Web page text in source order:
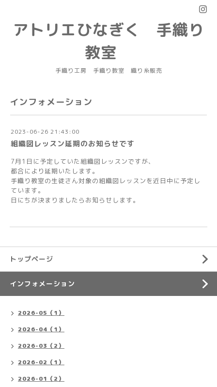
アトリエひなぎく 手織り
教室
手織り工房 手織り教室 織り糸販売
インフォメーション
2023-06-26 21:43:00
組織図レッスン延期のお知らせです
7月1日に予定していた組織図レッスンですが、
都合により延期いたします。
手織り教室の生徒さん対象の組織図レッスンを近日中に予定し
ています。
日にちが決まりましたらお知らせします。
トップページ
インフォメーション
2026-05（1）
2026-04（1）
2026-03（2）
2026-02（1）
2026-01（2）